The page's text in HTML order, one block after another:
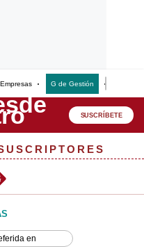
Empresas G de Gestión
SUSCRÍBETE
en